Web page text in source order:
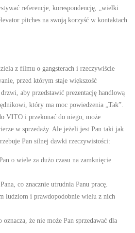
referencje, korespondencję, „wielki
pitches na swoją korzyść w kontaktach
z filmu o gangsterach i rzeczywiście
przed którym staje większość
aby przedstawić prezentację handlową
który ma moc powiedzenia „Tak”.
VITO i przekonać do niego, może
w sprzedaży. Ale jeżeli jest Pan taki jak
Pan silnej dawki rzeczywistości:
o wiele za dużo czasu na zamknięcie
co znacznie utrudnia Panu pracę.
ludziom i prawdopodobnie wielu z nich
że nie może Pan sprzedawać dla